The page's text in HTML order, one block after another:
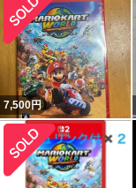
7,500円